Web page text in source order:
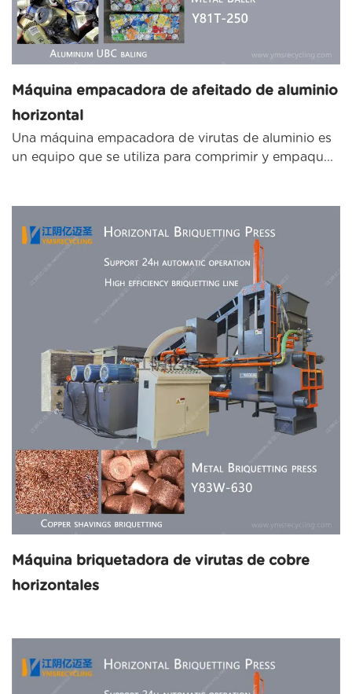
Máquina empacadora de afeitado de aluminio
horizontal
Una máquina empacadora de virutas de aluminio es
un equipo que se utiliza para comprimir y empaqu...
Máquina briquetadora de virutas de cobre
horizontales